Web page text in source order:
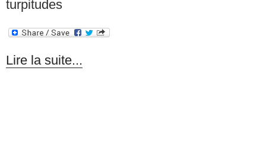
turpitudes
Lire la suite...